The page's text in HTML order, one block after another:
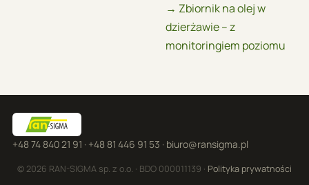
→ Zbiornik na olej w
dzierżawie – z
monitoringiem poziomu
+48 74 840 21 91 · +48 81 446 91 53 · biuro@ransigma.pl
© 2026 RAN-SIGMA sp. z o.o. · BDO 000011139 · Polityka prywatności